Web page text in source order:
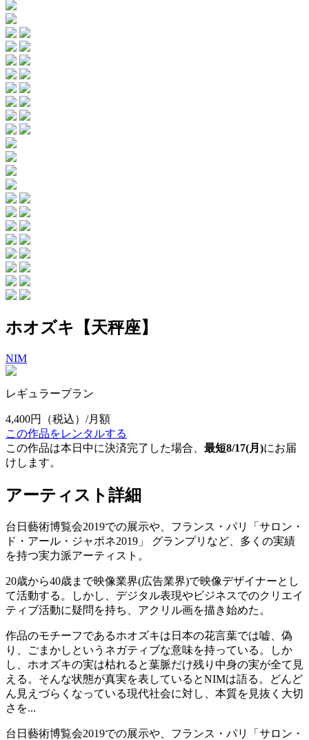
ホオズキ【天秤座】
NIM
レギュラープラン
4,400円
（税込）/月額
この作品をレンタルする
この作品は本日中に決済完了した場合、 最短8/17(月)にお届
けします。
アーティスト詳細
台日藝術博覧会2019での展示や、フランス・パリ「サロン・
ド・アール・ジャポネ2019」 グランプリなど、多くの実績
を持つ実力派アーティスト。
20歳から40歳まで映像業界(広告業界)で映像デザイナーとし
て活動する。しかし、デジタル表現やビジネスでのクリエイ
ティブ活動に疑問を持ち、アクリル画を描き始めた。
作品のモチーフであるホオズキは⽇本の花⾔葉では嘘、偽
り、ごまかしというネガティブな意味を持っている。しか
し、ホオズキの実は枯れると葉脈だけ残り中⾝の実が全て⾒
える。そんな状態が真実を表しているとNIMは語る。どんど
ん見えづらくなっている現代社会に対し、本質を⾒抜く⼤切
さを...
台日藝術博覧会2019での展示や、フランス・パリ「サロン・